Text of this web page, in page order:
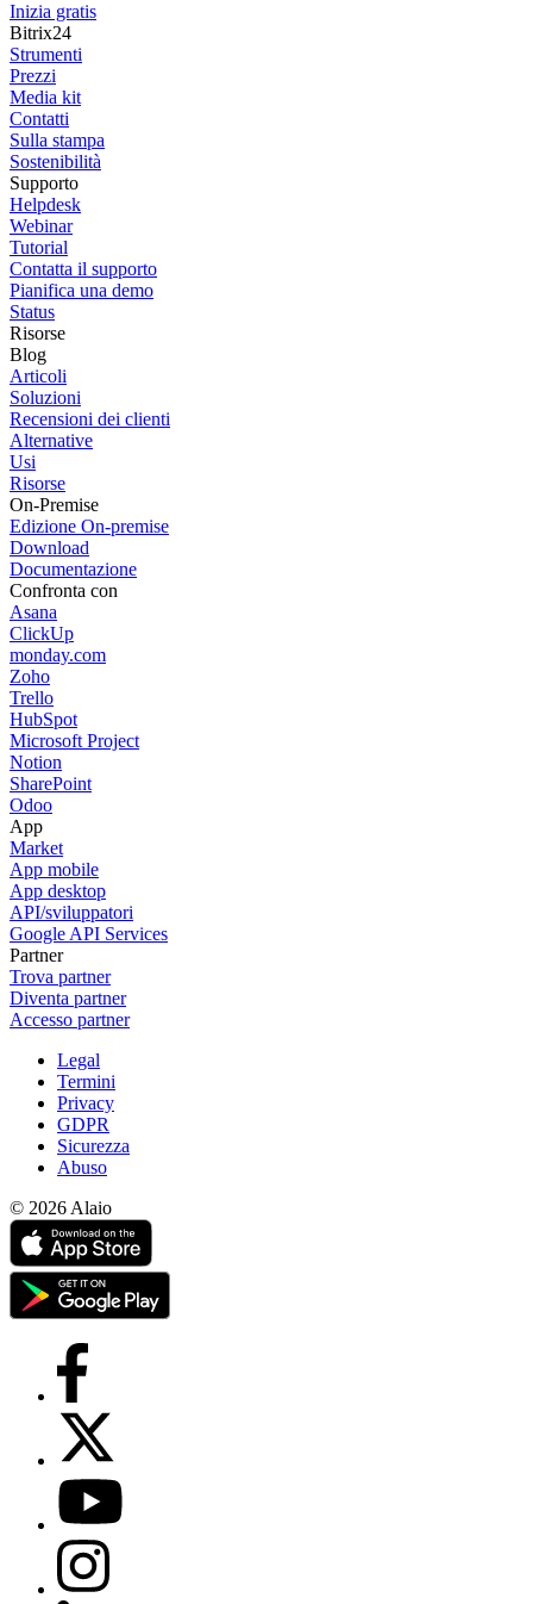
Inizia gratis
Bitrix24
Strumenti
Prezzi
Media kit
Contatti
Sulla stampa
Sostenibilità
Supporto
Helpdesk
Webinar
Tutorial
Contatta il supporto
Pianifica una demo
Status
Risorse
Blog
Articoli
Soluzioni
Recensioni dei clienti
Alternative
Usi
Risorse
On-Premise
Edizione On-premise
Download
Documentazione
Confronta con
Asana
ClickUp
monday.com
Zoho
Trello
HubSpot
Microsoft Project
Notion
SharePoint
Odoo
App
Market
App mobile
App desktop
API/sviluppatori
Google API Services
Partner
Trova partner
Diventa partner
Accesso partner
Legal
Termini
Privacy
GDPR
Sicurezza
Abuso
© 2026 Alaio